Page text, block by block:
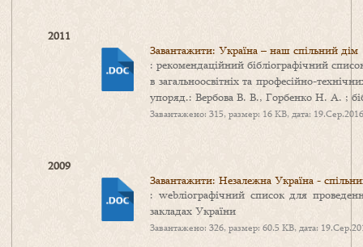
2011
Завантажити: Україна – наш спільний дім
: рекомендаційний бібліографічний
в загальноосвітніх та професійно-
упоряд.: Вербова В. В., Горбенко Н. А. ;
Завантажено: 315, размер: 16 KB, дата: 19.Сер.2016
2009
Завантажити: Незалежна Україна -
: webліографічний список для
закладах України
Завантажено: 326, размер: 60.5 KB, дата: